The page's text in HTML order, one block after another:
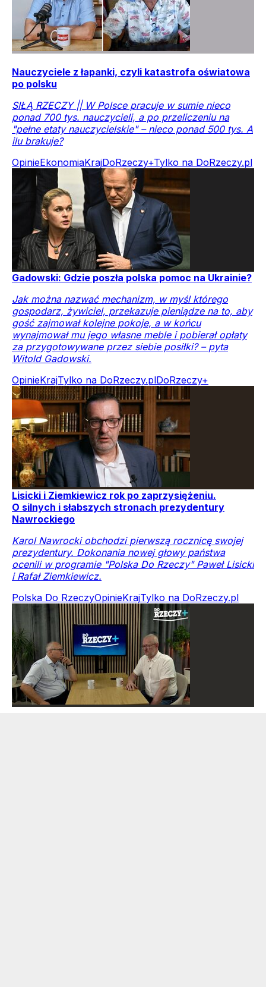
Nauczyciele z łapanki, czyli katastrofa oświatowa
po polsku
SIŁĄ RZECZY || W Polsce pracuje w sumie nieco
ponad 700 tys. nauczycieli, a po przeliczeniu na
"pełne etaty nauczycielskie" – nieco ponad 500 tys. A
ilu brakuje?
OpinieEkonomiaKrajDoRzeczy+Tylko na DoRzeczy.pl
Gadowski: Gdzie poszła polska pomoc na Ukrainie?
Jak można nazwać mechanizm, w myśl którego
gospodarz, żywiciel, przekazuje pieniądze na to, aby
gość zajmował kolejne pokoje, a w końcu
wynajmował mu jego własne meble i pobierał opłaty
za przygotowywane przez siebie posiłki? – pyta
Witold Gadowski.
OpinieKrajTylko na DoRzeczy.plDoRzeczy+
Lisicki i Ziemkiewicz rok po zaprzysiężeniu.
O silnych i słabszych stronach prezydentury
Nawrockiego
Karol Nawrocki obchodzi pierwszą rocznicę swojej
prezydentury. Dokonania nowej głowy państwa
ocenili w programie "Polska Do Rzeczy" Paweł Lisicki
i Rafał Ziemkiewicz.
Polska Do RzeczyOpinieKrajTylko na DoRzeczy.pl